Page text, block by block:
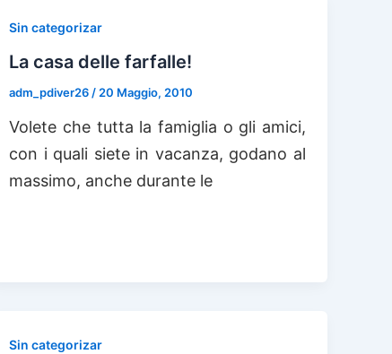
Sin categorizar
La casa delle farfalle!
adm_pdiver26 / 20 Maggio, 2010
Volete che tutta la famiglia o gli amici,
con i quali siete in vacanza, godano al
massimo, anche durante le
Sin categorizar